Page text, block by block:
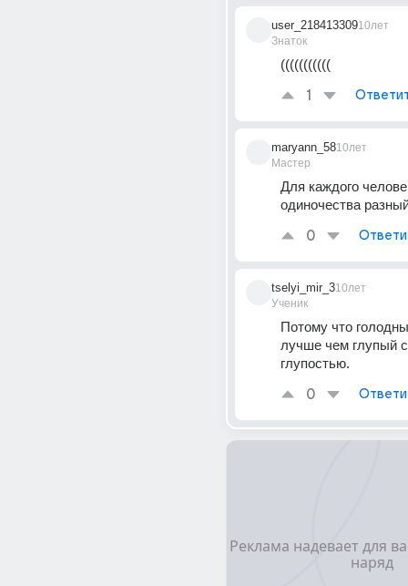
user_218413309
Знаток
10лет
(((((((((((
1
maryann_58
Мастер
10лет
Для каждого
одиночества
0
tselyi_mir_3
Ученик
10лет
Потому что
лучше чем глупый с
глупостью.
0